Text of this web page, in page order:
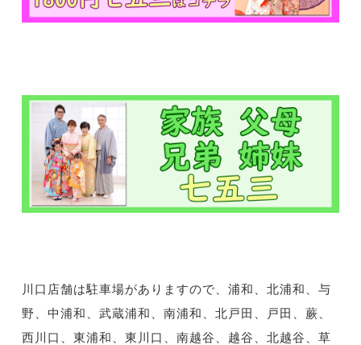
川口店舗は駐車場がありますので、浦和、北浦和、与
野、中浦和、武蔵浦和、南浦和、北戸田、戸田、蕨、
西川口、東浦和、東川口、南越谷、越谷、北越谷、草